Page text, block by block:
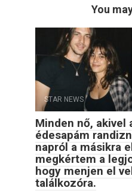
You
STAR NEWS
Minden nő, akivel
édesapám
napról a másikra
megkértem a
hogy menjen el
találkozóra.